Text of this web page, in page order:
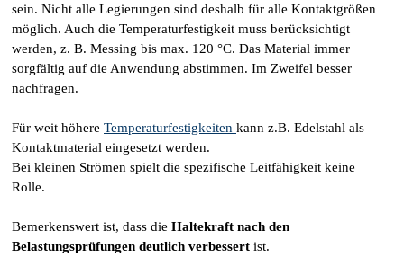
sein. Nicht alle Legierungen sind deshalb für alle Kontaktgrößen
möglich. Auch die Temperaturfestigkeit muss berücksichtigt
werden, z. B. Messing bis max. 120 °C. Das Material immer
sorgfältig auf die Anwendung abstimmen. Im Zweifel besser
nachfragen.
Für weit höhere Temperaturfestigkeiten kann z.B. Edelstahl als
Kontaktmaterial eingesetzt werden.
Bei kleinen Strömen spielt die spezifische Leitfähigkeit keine
Rolle.
Bemerkenswert ist, dass die Haltekraft nach den
Belastungsprüfungen deutlich verbessert ist.